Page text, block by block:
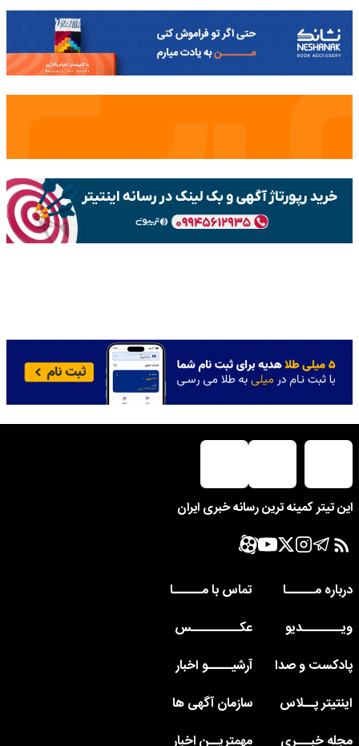
این تیتر کمینه ترین رسانه خبری ایران
درباره مــــــا
تماس با مــــــا
ویــــــــدیو
عکــــــــــس
پادکست و صدا
آرشیـــــو اخبار
اینتیتر پــلاس
سازمان آگهی ها
مجله خبـــری
مهمتریــن اخبار